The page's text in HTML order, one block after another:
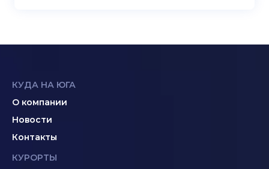
КУДА НА ЮГА
О компании
Новости
Контакты
КУРОРТЫ